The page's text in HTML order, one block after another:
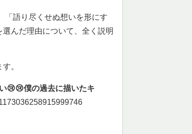
「語り尽くせぬ想いを形にす
んだ理由について、全く説明
。
😢😢僕の過去に描いたキ